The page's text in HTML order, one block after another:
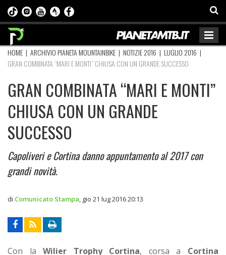
HOME | ARCHIVIO PIANETA MOUNTAINBIKE | NOTIZIE 2016 | LUGLIO 2016 |
GRAN COMBINATA “MARI E MONTI” CHIUSA CON UN GRANDE SUCCESSO
GRAN COMBINATA “MARI E MONTI”
CHIUSA CON UN GRANDE
SUCCESSO
Capoliveri e Cortina danno appuntamento al 2017 con
grandi novità.
di Comunicato Stampa gio 21 lug 2016 20:13
Con laWilier Trophy Cortina, corsa a Cortina